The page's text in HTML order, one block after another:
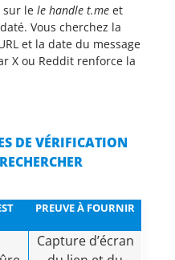
sur le le handle t.me et
Vous cherchez la
et la date du message
X ou Reddit renforce la
DE VÉRIFICATION
PREUVE À FOURNIR
Capture d’écran